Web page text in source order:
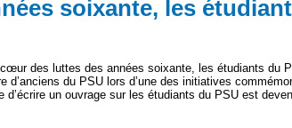
soixante, les
des luttes des années soixante, les étudiants du
d’anciens du PSU lors d’une des initiatives
d’écrire un ouvrage sur les étudiants du PSU est